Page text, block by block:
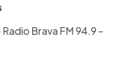
Brava FM 94.9 –